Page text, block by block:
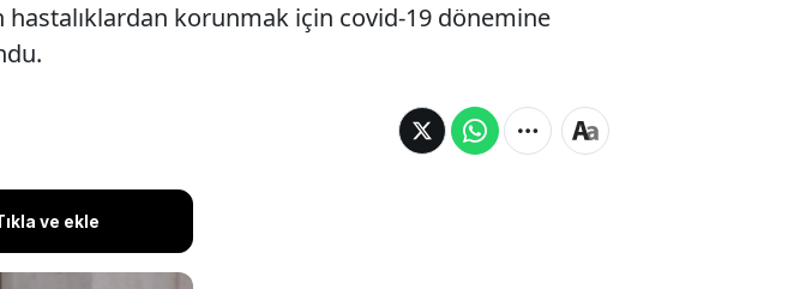
hastalıklardan korunmak için covid-19 dönemine
ve ekle